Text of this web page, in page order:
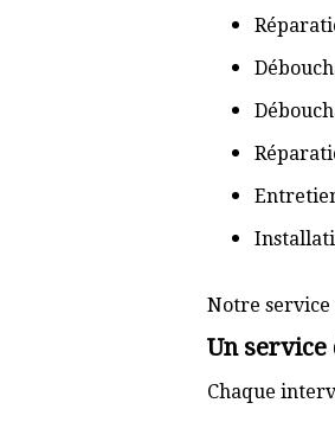
Notre service
Un service
Chaque